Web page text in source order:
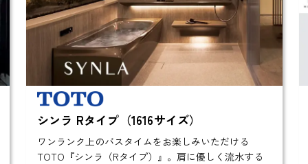
シンラ Rタイプ（1616サイズ）
ワンランク上のバスタイムをお楽しみいただける
TOTO『シンラ（Rタイプ）』。肩に優しく流水する